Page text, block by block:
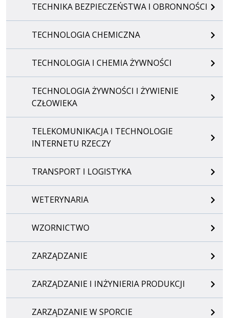
TECHNIKA BEZPIECZEŃSTWA I OBRONNOŚCI
TECHNOLOGIA CHEMICZNA
TECHNOLOGIA I CHEMIA ŻYWNOŚCI
TECHNOLOGIA ŻYWNOŚCI I ŻYWIENIE
CZŁOWIEKA
TELEKOMUNIKACJA I TECHNOLOGIE
INTERNETU RZECZY
TRANSPORT I LOGISTYKA
WETERYNARIA
WZORNICTWO
ZARZĄDZANIE
ZARZĄDZANIE I INŻYNIERIA PRODUKCJI
ZARZĄDZANIE W SPORCIE